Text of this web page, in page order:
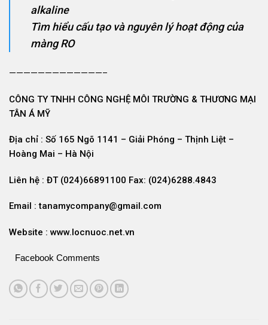
alkaline
Tìm hiểu cấu tạo và nguyên lý hoạt động của
màng RO
—————————————–
CÔNG TY TNHH CÔNG NGHỆ MÔI TRƯỜNG & THƯƠNG MẠI
TÂN Á MỸ
Địa chỉ : Số 165 Ngõ 1141 – Giải Phóng – Thịnh Liệt –
Hoàng Mai – Hà Nội
Liên hệ : ĐT (024)66891100 Fax: (024)6288.4843
Email : tanamycompany@gmail.com
Website : www.locnuoc.net.vn
Facebook Comments